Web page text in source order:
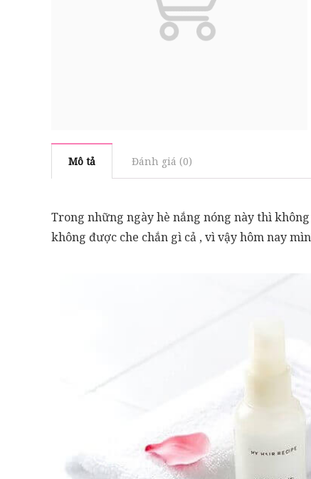
Mô tả Đánh giá (0)
Trong những ngày hè nắng nóng này thì
không được che chắn gì cả , vì vậy hôm nay